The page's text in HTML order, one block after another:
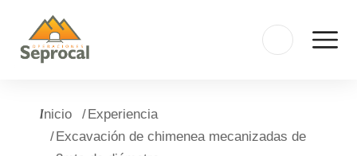
Estás aquí:
Inicio
Experiencia
Excavación de chimenea mecanizadas de